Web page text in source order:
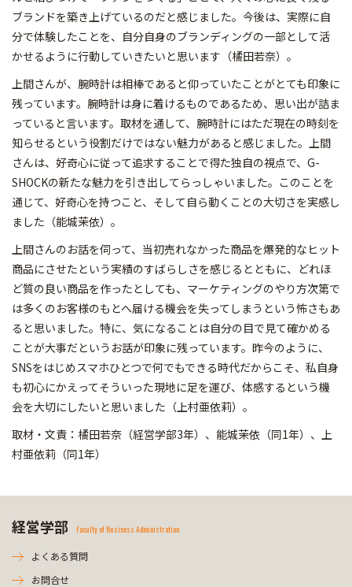
ブランドを築き上げているのだと感じました。今後は、実際に自
分で体験したことを、自分自身のブランディングの一部として活
かせるように行動していきたいと思います（橘田若奈）。
上間さんが、腕時計は相棒であると仰っていたことがとても印象に
残っています。腕時計は身に着けるものであるため、思い出が詰ま
っていると言います。取材を通して、腕時計にはただ現在の時刻を
知らせるという役割だけではない魅力があると感じました。上間
さんは、好奇心に従って追求することで得た独自の視点で、G-
SHOCKの新たな魅力を引き出してらっしゃいました。このことを
通じて、好奇心を持つこと、そして自ら動くことの大切さを実感し
ました（能城茉依）。
上間さんのお話を伺って、当初売れなかった商品を爆発的なヒット
商品にさせたという実績のすばらしさを感じるとともに、どれほ
ど質の良い商品を作ったとしても、マーケティングのやり方次第で
は多くのお客様のもとへ届ける機会を失ってしまうという怖さもあ
ると思いました。特に、気になることは自分の目で見て確かめる
ことが大事だというお話が印象に残っています。昨今のように、
SNSをはじめスマホひとつで何でもできる時代だからこそ、私自身
も初心にかえってそういった現地に足を運び、体感するという機
会を大切にしたいと思いました（上村亜依莉）。
取材・文責：橘田若奈（経営学部3年）、能城茉依（同1年）、上
村亜依莉（同1年）
経営学部 Faculty of Business Administration
よくある質問
お問合せ